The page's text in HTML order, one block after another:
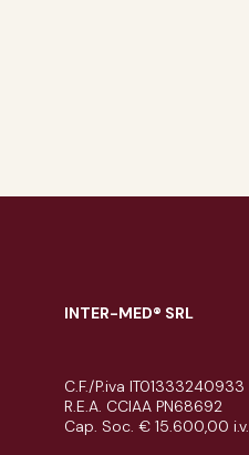
INTER-MED® SRL
C.F./P.iva IT01333240933
R.E.A. CCIAA PN68692
Cap. Soc. € 15.600,00 i.v.